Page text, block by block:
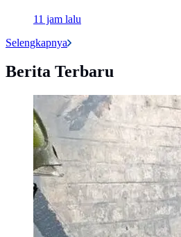
11 jam lalu
Selengkapnya
Berita Terbaru